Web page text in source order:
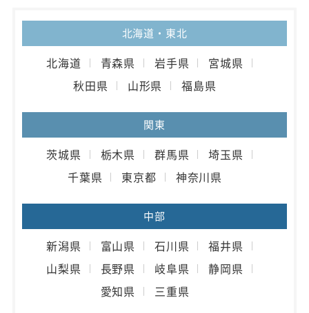
北海道・東北
北海道 青森県 岩手県
宮城県
秋田県
山形県 福島県
関東
茨城県 栃木県 群馬県
埼玉県
千葉県
東京都 神奈川県
中部
新潟県 富山県 石川県
福井県
山梨県
長野県 岐阜県
静岡県
愛知県
三重県